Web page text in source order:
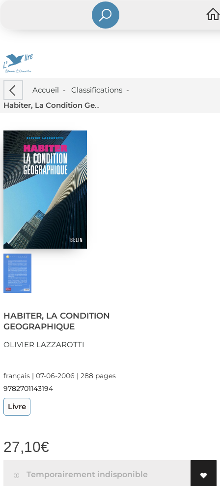
Accueil - Classifications-
Habiter, La Condition Geographique
HABITER, LA CONDITION
GEOGRAPHIQUE
OLIVIER LAZZAROTTI
français | 07-06-2006 | 288 pages
9782701143194
Livre
27,10€
Temporairement indisponible